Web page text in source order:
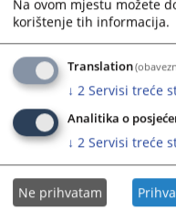
Rad suda
Klikom na Rad suda
sa svim novostima
suda.
Klikom na neku od
informacije: o
dobiti, o samoj
predmeta, o osnivanju
Oglasna ploča
Na ovom mjestu možete
korištenje tih informacija.
Translation
↓ 2 Servisi treće
Analitika o
↓ 2 Servisi treće
Ne prihvatam